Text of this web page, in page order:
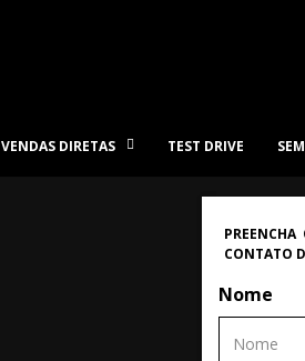
VENDAS DIRETAS TEST DRIVE
CONTATO
Nome